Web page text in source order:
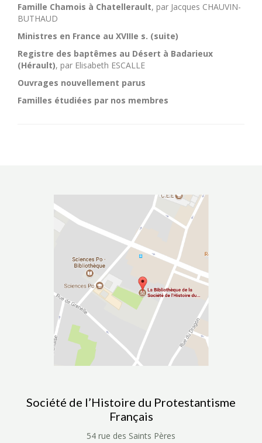
Famille Chamois à Chatellerault, par Jacques CHAUVIN-
BUTHAUD
Ministres en France au XVIIIe s. (suite)
Registre des baptêmes au Désert à Badarieux
(Hérault), par Elisabeth ESCALLE
Ouvrages nouvellement parus
Familles étudiées par nos membres
Société de l’Histoire du Protestantisme
Français
54 rue des Saints Pères